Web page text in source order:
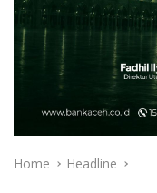
Home Headline